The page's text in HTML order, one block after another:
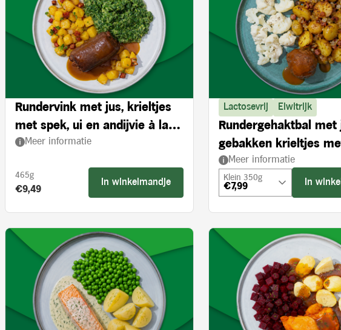
Rundervink met jus, krieltjes
met spek, ui en andijvie à la
crème
Meer informatie
465g
Product prijs:
€9,49
In winkelmandje
Lactosevrij Eiwitrijk
Rundergehaktbal met
gebakken krieltjes
ui en bloemkool
Meer informatie
Klein 350g
€7,99 In